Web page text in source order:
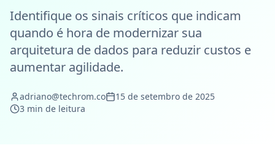
Identifique os sinais críticos que indicam
quando é hora de modernizar sua
arquitetura de dados para reduzir custos e
aumentar agilidade.
adriano@techrom.co
15 de setembro de 2025
3 min de leitura